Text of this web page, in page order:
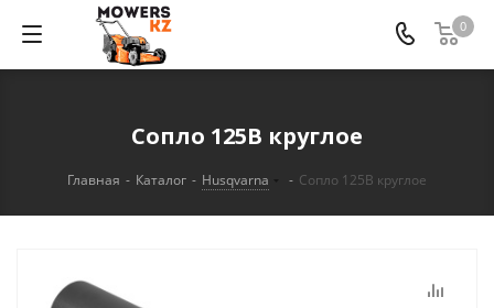
0
Сопло 125B круглое
Главная - Каталог - Husqvarna - Сопло 125B круглое